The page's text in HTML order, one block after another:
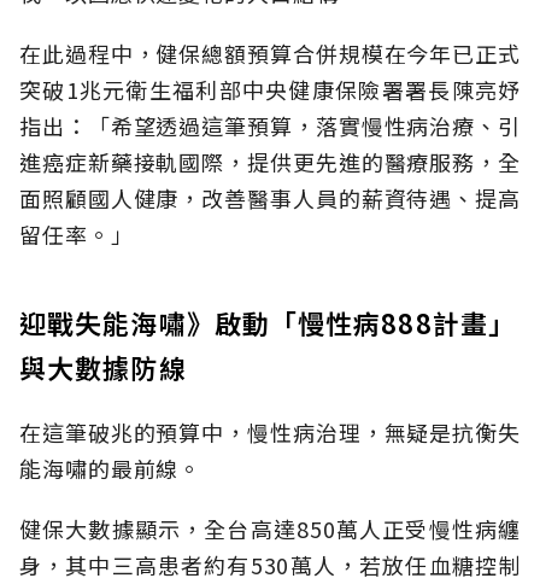
在此過程中，健保總額預算合併規模在今年已正式
突破1兆元衛生福利部中央健康保險署署長陳亮妤
指出：「希望透過這筆預算，落實慢性病治療、引
進癌症新藥接軌國際，提供更先進的醫療服務，全
面照顧國人健康，改善醫事人員的薪資待遇、提高
留任率。」
迎戰失能海嘯》啟動「慢性病888計畫」
與大數據防線
在這筆破兆的預算中，慢性病治理，無疑是抗衡失
能海嘯的最前線。
健保大數據顯示，全台高達850萬人正受慢性病纏
身，其中三高患者約有530萬人，若放任血糖控制